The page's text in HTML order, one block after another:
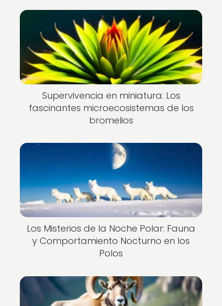
Supervivencia en miniatura: Los
fascinantes microecosistemas de los
bromelios
Los Misterios de la Noche Polar: Fauna
y Comportamiento Nocturno en los
Polos